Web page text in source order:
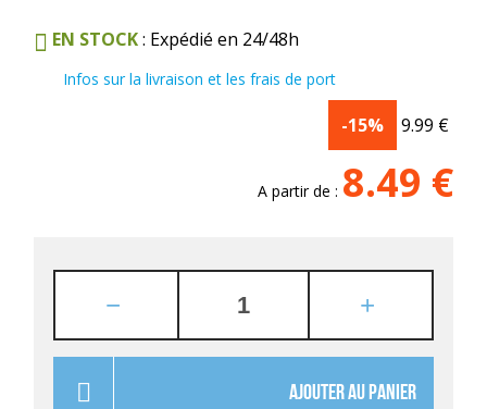
EN STOCK: Expédié en 24/48h
Infos sur la livraison et les frais de port
-15% 9.99 €
A partir de : 8.49 €
AJOUTER AU PANIER